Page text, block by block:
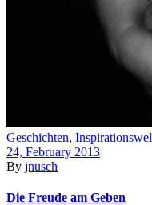
Geschichten,
24, February 2013
By jnusch
Die Freude am Geben